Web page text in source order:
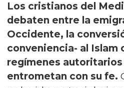
Los cristianos del
debaten entre la
Occidente, la
conveniencia- al Islam
regímenes autoritarios
entrometan con su fe.